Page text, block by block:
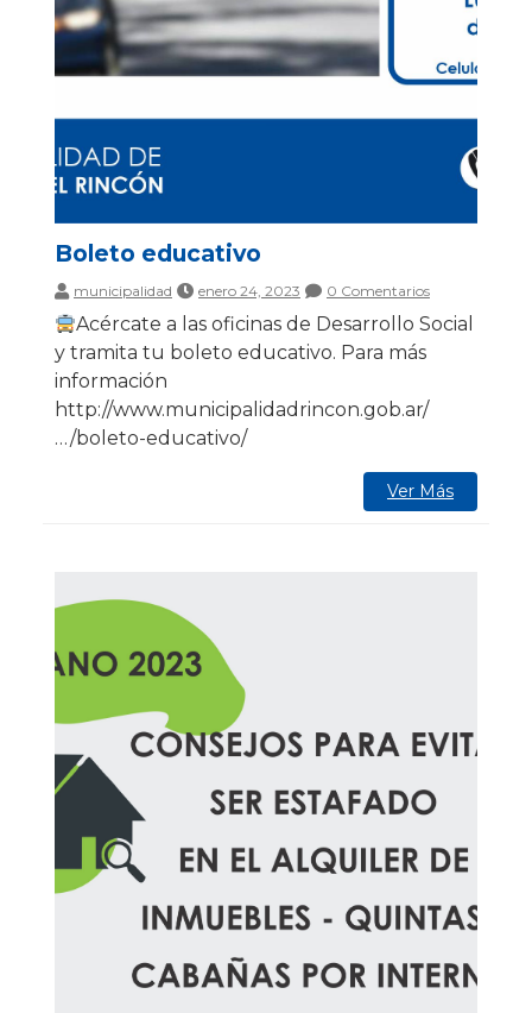
Boleto educativo
municipalidad enero 24, 2023 0 Comentarios
Acércate a las oficinas de Desarrollo Social
y tramita tu boleto educativo. Para más
información
http://www.municipalidadrincon.gob.ar/
…/boleto-educativo/
Ver Más